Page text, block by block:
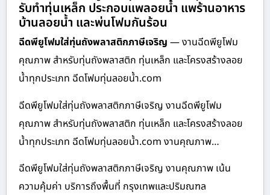
รับทำทุ่นเหล็ก ประกอบแพลอยน้ำ แพร้านอาหาร
บ้านลอยน้ำ และพ่นโฟมกันร้อน
ฉีดพียูโฟมใส่ทุ่นถังพลาสติกภาษีเจริญ — งานฉีดพียูโฟม
คุณภาพ สำหรับทุ่นถังพลาสติก ทุ่นเหล็ก และโครงสร้างลอย
น้ำทุกประเภท ฉีดโฟมทุ่นลอยน้ำ.com
ฉีดพียูโฟมใส่ทุ่นถังพลาสติกภาษีเจริญ งานฉีดพียูโฟม
คุณภาพ สำหรับทุ่นถังพลาสติก ทุ่นเหล็ก และโครงสร้างลอย
น้ำทุกประเภท ฉีดโฟมทุ่นลอยน้ำ.com งานคุณภาพ…
ฉีดพียูโฟมใส่ทุ่นถังพลาสติกภาษีเจริญ งานคุณภาพ เน้น
ความคุ้มค่า บริการถึงพื้นที่ กรุงเทพและปริมณฑล